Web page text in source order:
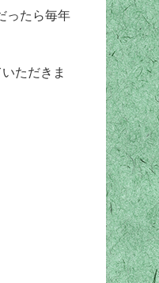
ったら毎年
ただきま